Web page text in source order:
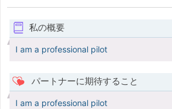
私の概要
I am a professional pilot
パートナーに期待すること
I am a professional pilot